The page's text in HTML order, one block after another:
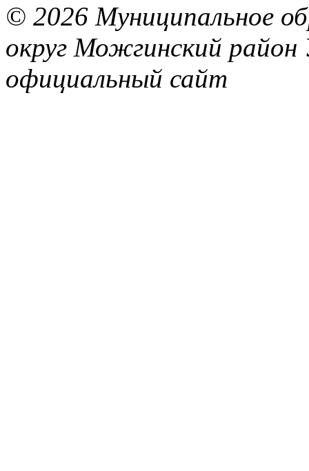
© 2026 Муниципальное
округ Можгинский район
официальный сайт